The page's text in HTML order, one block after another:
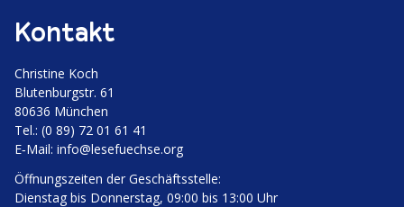
Kontakt
Christine Koch
Bluten­burgstr. 61
80636 München
Tel.: (0 89) 72 01 61 41
E‑Mail: info@lesefuechse.org
Öffnungs­zeiten der Geschäftsstelle:
Dienstag bis Donnerstag, 09:00 bis 13:00 Uhr